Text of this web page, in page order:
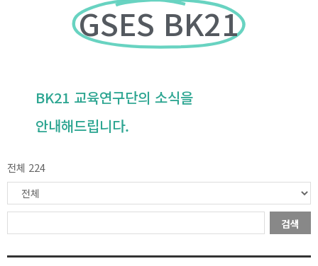
GSES BK21
BK21 교육연구단의 소식을
안내해드립니다.
전체 224
검색